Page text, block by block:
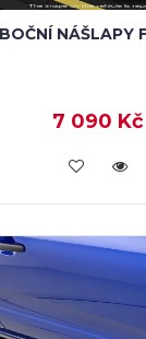
NÁŠLAPY
7 090 Kč
KOUPIT